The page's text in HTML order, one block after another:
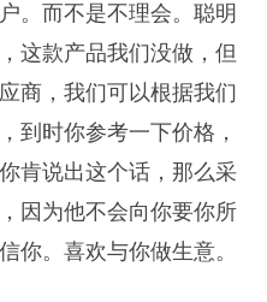
。而不是不理会。聪明
这款产品我们没做，但
商，我们可以根据我们
到时你参考一下价格，
肯说出这个话，那么采
因为他不会向你要你所
你。喜欢与你做生意。